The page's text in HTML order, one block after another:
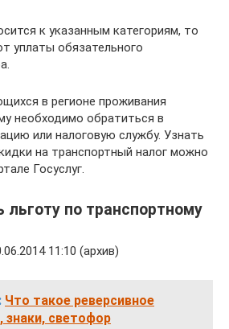
к указанным категориям, то
уплаты обязательного
в регионе проживания
необходимо обратиться в
или налоговую службу. Узнать
на транспортный налог можно
Госуслуг.
льготу по транспортному
11:10 (архив)
Что такое реверсивное
светофор